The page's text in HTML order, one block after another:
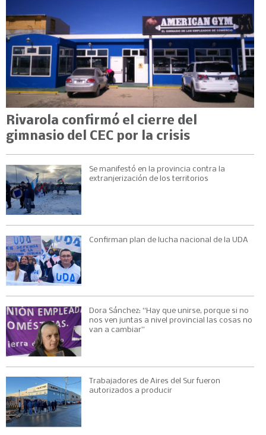
Rivarola confirmó el cierre del
gimnasio del CEC por la crisis
Se manifestó en la provincia contra la
extranjerización de los territorios
Confirman plan de lucha nacional de la UDA
Dora Sánchez: “Hay que unirse, porque si no
nos ven juntas a nivel provincial las cosas no
van a cambiar”
Trabajadores de Aires del Sur fueron
autorizados a producir